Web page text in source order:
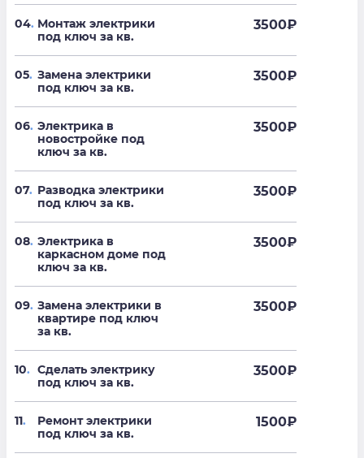
04. Монтаж электрики
под ключ за кв.
3500₽
05. Замена электрики
под ключ за кв.
3500₽
06. Электрика в
новостройке под
ключ за кв.
3500₽
07. Разводка электрики
под ключ за кв.
3500₽
08. Электрика в
каркасном доме под
ключ за кв.
3500₽
09. Замена электрики в
квартире под ключ
за кв.
3500₽
10. Сделать электрику
под ключ за кв.
3500₽
11.
Ремонт электрики
под ключ за кв.
1500₽